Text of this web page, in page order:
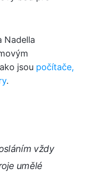
Nadella
jsou počítače,
.
vždy
umělé